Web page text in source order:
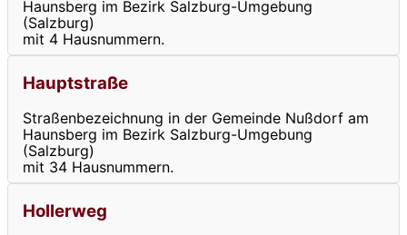
Haunsberg im Bezirk Salzburg-Umgebung
(Salzburg)
mit 4 Hausnummern.
Hauptstraße
Straßenbezeichnung in der Gemeinde Nußdorf am
Haunsberg im Bezirk Salzburg-Umgebung
(Salzburg)
mit 34 Hausnummern.
Hollerweg